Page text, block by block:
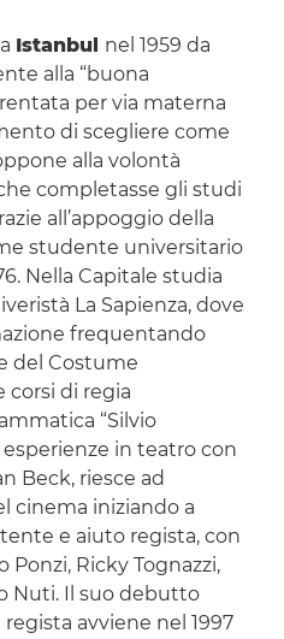
Istanbul nel 1959 da
alla “buona
per via materna
di scegliere come
alla volontà
completasse gli studi
all’appoggio della
studente universitario
Nella Capitale studia
La Sapienza, dove
frequentando
del Costume
corsi di regia
“Silvio
esperienze in teatro con
Beck, riesce ad
cinema iniziando a
e aiuto regista, con
Ponzi, Ricky Tognazzi,
Nuti. Il suo debutto
avviene nel 1997